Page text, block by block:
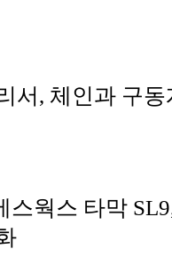
서, 체인과 구동
웍스 타막